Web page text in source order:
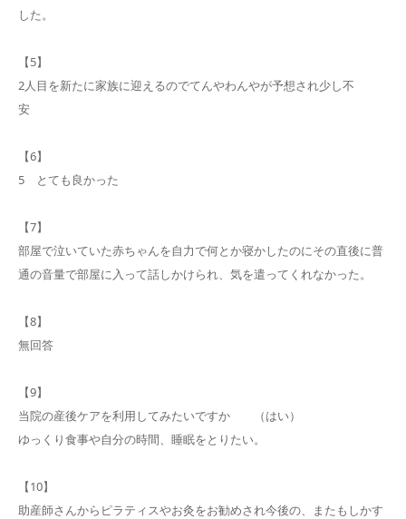
した。
【5】
2人目を新たに家族に迎えるのでてんやわんやが予想され少し不
安
【6】
5 とても良かった
【7】
部屋で泣いていた赤ちゃんを自力で何とか寝かしたのにその直後に普
通の音量で部屋に入って話しかけられ、気を遣ってくれなかった。
【8】
無回答
【9】
当院の産後ケアを利用してみたいですか （はい）
ゆっくり食事や自分の時間、睡眠をとりたい。
【10】
助産師さんからピラティスやお灸をお勧めされ今後の、またもしかす